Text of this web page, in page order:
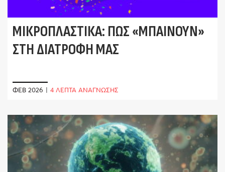
ΜΙΚΡΟΠΛΑΣΤΙΚΆ: ΠΏΣ «ΜΠΑΊΝΟΥΝ»
ΣΤΗ ΔΙΑΤΡΟΦΉ ΜΑΣ
ΦΕΒ 2026 | 4 ΛΕΠΤΑ ΑΝΑΓΝΩΣΗΣ